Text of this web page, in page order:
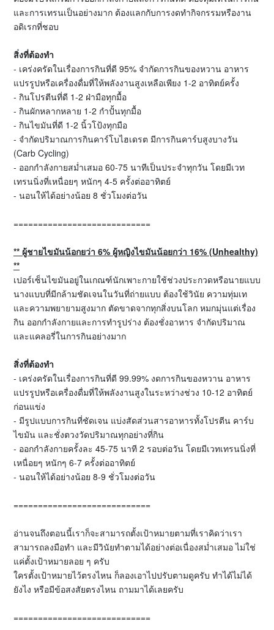
และการเทรนเป็นอย่างมาก ต้องแลกกับการงดทำกิจกรรมหรืองาน
อดิเรกที่ชอบ
สิ่งที่ต้องทำ
- เคร่งครัดในเรื่องการกินที่ดี 95% จำกัดการกินของหวาน อาหาร
แปรรูปหรือเครื่องดื่มที่ให้พลังงานสูงเหลือเพียง 1-2 อาทิตย์ครั้ง
- กินโปรตีนที่ดี 1-2 ฝ่ามือทุกมื้อ
- กินผักหลากหลาย 1-2 กำปั้นทุกมื้อ
- กินไขมันที่ดี 1-2 นิ้วโป้งทุกมือ
- จำกัดปริมาณการกินคาร์โบไฮเดรต มีการกินคาร์บสูงบางวัน
(Carb Cycling)
- ออกกำลังกายสม่ำเสมอ 60-75 นาทีเป็นประจำทุกวัน โดยมีเวท
เทรนนิ่งที่เหนื่อยๆ หนักๆ 4-5 ครั้งต่ออาทิตย์
- นอนให้ได้อย่างน้อย 8 ชั่วโมงต่อวัน
============================
** ผู้ชายไขมันน้อกยว่า 6% ผู้หญิงไขมันน้อยกว่า 16% (Unhealthy)
**
เปอร์เซ็นไขมันอยู่ในเกณฑ์นักเพาะกายใช้ช่วงประกวดหรือนายแบบ
นางแบบที่มีกล้ามชัดเจนในวันที่ถ่ายแบบ ต้องใช้วินัย ความทุ่มเท
และความพยายามสูงมาก ตัดขาดจากทุกสิ่งบนโลก หมกมุ่นแต่เรื่อง
กิน ออกกำลังกายและการทำรูปร่าง ต้องชั่งอาหาร จำกัดปริมาณ
และแคลอรี่ในการกินอย่างมาก
สิ่งที่ต้องทำ
- เคร่งครัดในเรื่องการกินที่ดี 99.99% งดการกินของหวาน อาหาร
แปรรูปหรือเครื่องดื่มที่ให้พลังงานสูงในระหว่างช่วง 10-12 อาทิตย์
ก่อนแข่ง
- มีรูปแบบการกินที่ชัดเจน แบ่งสัดส่วนสารอาหารทั้งโปรตีน คาร์บ
ไขมัน และชั่งตวงวัดปริมาณทุกอย่างที่กิน
- ออกกำลังกายครั้งละ 45-75 นาที 2 รอบต่อวัน โดยมีเวทเทรนนิ่งที่
เหนื่อยๆ หนักๆ 6-7 ครั้งต่ออาทิตย์
- นอนให้ได้อย่างน้อย 8-9 ชั่วโมงต่อวัน
============================
อ่านจนถึงตอนนี้เราก็จะสามารถตั้งเป้าหมายตามที่เราคิดว่าเรา
สามารถลงมือทำ และมีวินัยทำตามได้อย่างต่อเนื่องสม่ำเสมอ ไม่ใช่
แค่ตั้งเป้าหมายลอย ๆ ครับ
ใครตั้งเป้าหมายไว้ตรงไหน ก็ลองเอาไปปรับตามดูครับ ทำได้ไม่ได้
ยังไง หรือมีข้อสงสัยตรงไหน ถามมาได้เลยครับ
============================